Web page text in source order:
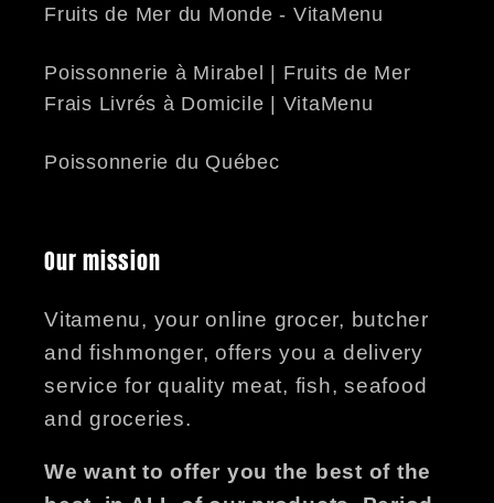
Fruits de Mer du Monde - VitaMenu
Poissonnerie à Mirabel | Fruits de Mer
Frais Livrés à Domicile | VitaMenu
Poissonnerie du Québec
Our mission
Vitamenu, your online grocer, butcher
and fishmonger, offers you a delivery
service for quality meat, fish, seafood
and groceries.
We want to offer you the best of the